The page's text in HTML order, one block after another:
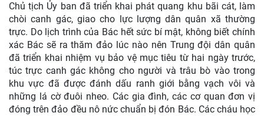
Chủ tịch Ủy ban đã triển khai phát quang khu bãi cát, làm
chòi canh gác, giao cho lực lượng dân quân xã thường
trực. Do lịch trình của Bác hết sức bí mật, không biết chính
xác Bác sẽ ra thăm đảo lúc nào nên Trung đội dân quân
đã triển khai nhiệm vụ bảo vệ mục tiêu từ hai ngày trước,
túc trực canh gác không cho người và trâu bò vào trong
khu vực đã được đánh dấu ranh giới bằng vạch vôi và
những lá cờ đuôi nheo. Các gia đình, các cơ quan đơn vị
đóng trên đảo đều nô nức chuẩn bị đón Bác. Các cháu học